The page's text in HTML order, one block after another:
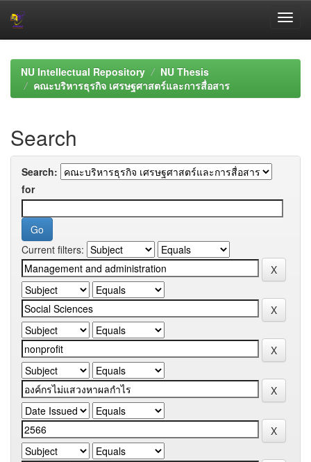
navigationNU Intellectual Repository
NU Thesis
คณะบริหารธุรกิจ เศรษฐศาสตร์และการสื่อสาร
Search
Search:
for
Current filters: